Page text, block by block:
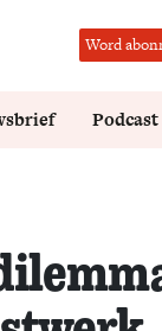
Word
Podcast